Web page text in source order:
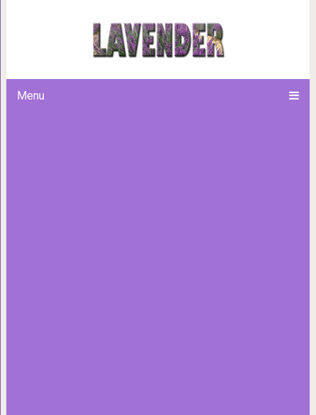
Menu
15 нетривиальных
применять в